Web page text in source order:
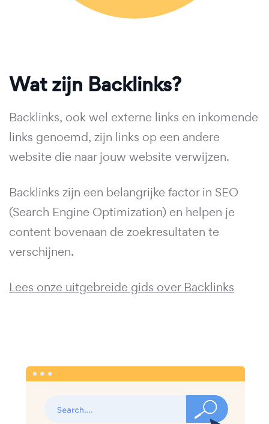
Wat zijn Backlinks?
Backlinks, ook wel externe links en inkomende
links genoemd, zijn links op een andere
website die naar jouw website verwijzen.
Backlinks zijn een belangrijke factor in SEO
(Search Engine Optimization) en helpen je
content bovenaan de zoekresultaten te
verschijnen.
Lees onze uitgebreide gids over Backlinks